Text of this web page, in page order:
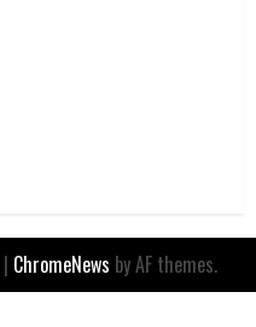
| ChromeNews by AF themes.